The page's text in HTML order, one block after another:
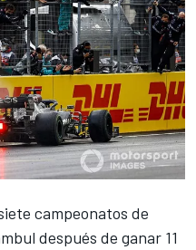
campeonatos de
después de ganar 11